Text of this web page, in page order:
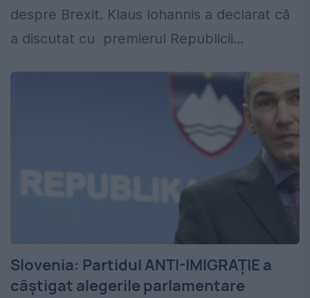
despre Brexit. Klaus Iohannis a declarat că
a discutat cu premierul Republicii...
Slovenia: Partidul ANTI-IMIGRAŢIE a
câştigat alegerile parlamentare